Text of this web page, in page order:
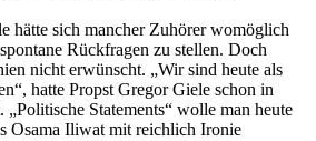
hätte sich mancher Zuhörer womöglich
Rückfragen zu stellen. Doch
nicht erwünscht. „Wir sind heute als
hatte Propst Gregor Giele schon in
„Politische Statements“ wolle man heute
Osama Iliwat mit reichlich Ironie